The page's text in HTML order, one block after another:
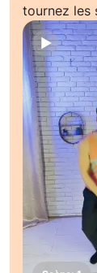
tournez les